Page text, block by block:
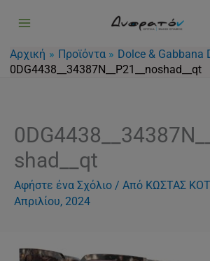
περιεχόμενο
Αρχική Προϊόντα
Dolce & Gabbana
0DG4438__34387N__P21__noshad__qt
shad__qt
Αφήστε ένα Σχόλιο / Από ΚΩΣΤΑΣ
Απριλίου, 2024